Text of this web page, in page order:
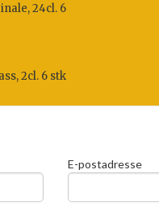
24cl. 6
2cl. 6 stk
E-postadresse